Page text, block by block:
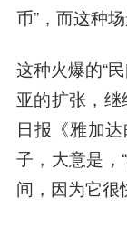
币”，而这种
这种火爆的“
亚的扩张，
日报《雅加
子，大意是，
间，因为它很